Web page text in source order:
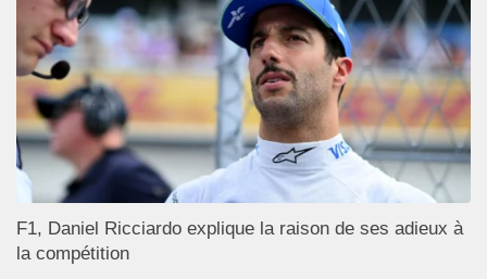
F1, Daniel Ricciardo explique la raison de ses adieux à
la compétition